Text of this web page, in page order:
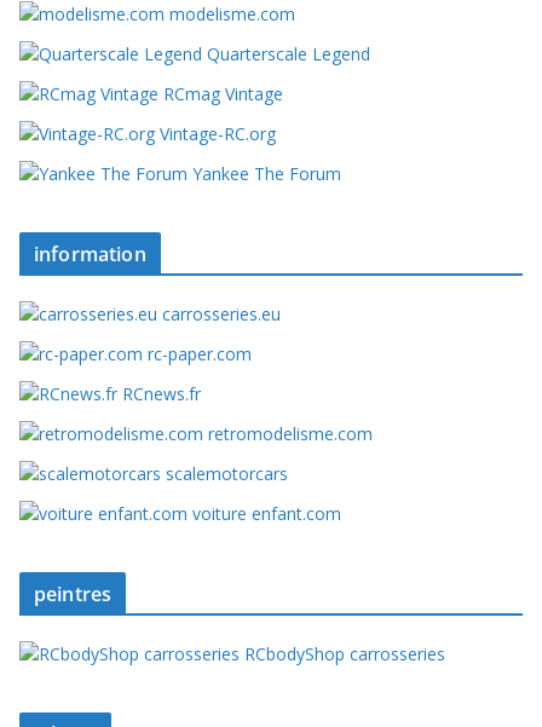
modelisme.com
Quarterscale Legend
RCmag Vintage
Vintage-RC.org
Yankee The Forum
information
carrosseries.eu
rc-paper.com
RCnews.fr
retromodelisme.com
scalemotorcars
voiture enfant.com
peintres
RCbodyShop carrosseries